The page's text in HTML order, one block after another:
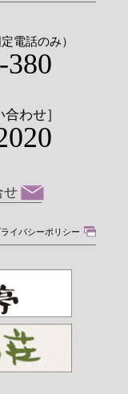
定電話のみ）
380
わせ］
せ
ライバシーポリシー